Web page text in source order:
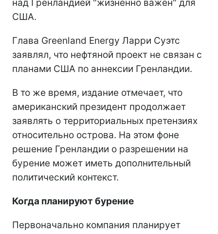
над Гренландией "жизненно важен" для
США.
Глава Greenland Energy Ларри Суэтс
заявлял, что нефтяной проект не связан с
планами США по аннексии Гренландии.
В то же время, издание отмечает, что
американский президент продолжает
заявлять о территориальных претензиях
относительно острова. На этом фоне
решение Гренландии о разрешении на
бурение может иметь дополнительный
политический контекст.
Когда планируют бурение
Первоначально компания планирует